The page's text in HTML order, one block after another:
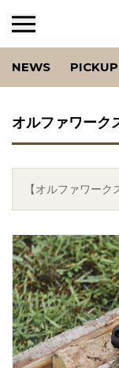
NEWS PICKUP
オルファワーク
【オルファワー